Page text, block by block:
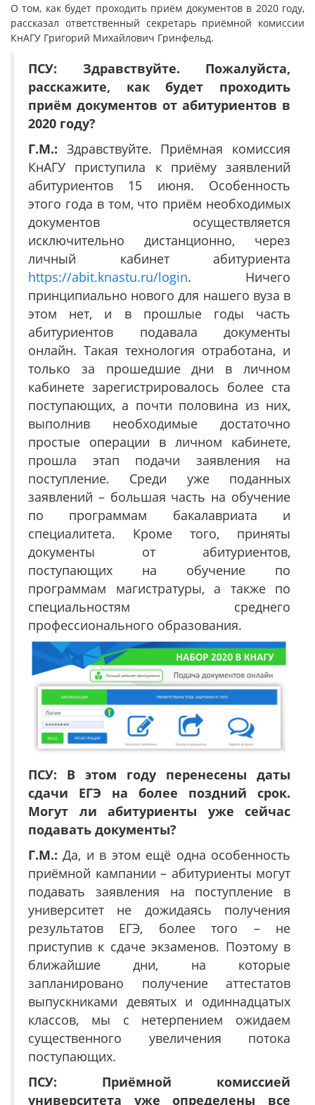
О том, как будет проходить приём документов в 2020 году,
рассказал ответственный секретарь приёмной комиссии
КнАГУ Григорий Михайлович Гринфельд.
ПСУ:
Здравствуйте. Пожалуйста,
расскажите, как будет проходить
приём документов от абитуриентов в
2020 году?
Г.М.: Здравствуйте. Приёмная комиссия
КнАГУ приступила к приёму заявлений
абитуриентов 15 июня. Особенность
этого года в том, что приём необходимых
документов осуществляется
исключительно дистанционно, через
личный кабинет абитуриента
https://abit.knastu.ru/login. Ничего
принципиально нового для нашего вуза в
этом нет, и в прошлые годы часть
абитуриентов подавала документы
онлайн. Такая технология отработана, и
только за прошедшие дни в личном
кабинете зарегистрировалось более ста
поступающих, а почти половина из них,
выполнив необходимые достаточно
простые операции в личном кабинете,
прошла этап подачи заявления на
поступление. Среди уже поданных
заявлений – большая часть на обучение
по программам бакалавриата и
специалитета. Кроме того, приняты
документы от абитуриентов,
поступающих на обучение по
программам магистратуры, а также по
специальностям среднего
профессионального образования.
ПСУ: В этом году перенесены даты
сдачи ЕГЭ на более поздний срок.
Могут ли абитуриенты уже сейчас
подавать документы?
Г.М.: Да, и в этом ещё одна особенность
приёмной кампании – абитуриенты могут
подавать заявления на поступление в
университет не дожидаясь получения
результатов ЕГЭ, более того – не
приступив к сдаче экзаменов. Поэтому в
ближайшие дни, на которые
запланировано получение аттестатов
выпускниками девятых и одиннадцатых
классов, мы с нетерпением ожидаем
существенного увеличения потока
поступающих.
ПСУ:
Приёмной комиссией
университета уже определены все